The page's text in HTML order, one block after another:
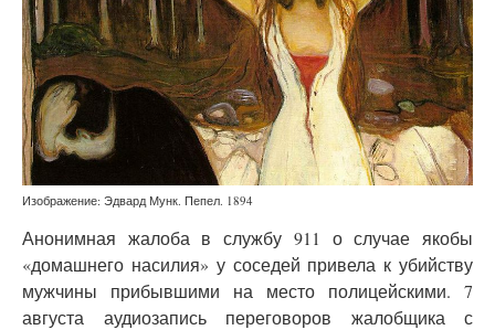
Изображение: Эдвард Мунк. Пепел. 1894
Анонимная жалоба в службу 911 о случае якобы
«домашнего насилия» у соседей привела к убийству
мужчины прибывшими на место полицейскими. 7
августа аудиозапись переговоров жалобщика с